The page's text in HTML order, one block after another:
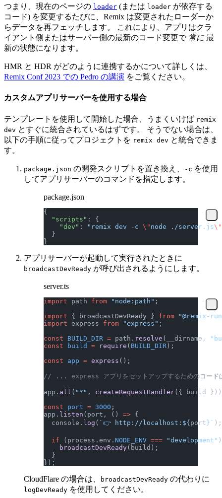
つまり、現在のページの loader (または loader が依存する
コード) を変更するたびに、Remix は変更されたローダーか
らデータを再フェッチします。 これにより、アプリはクラ
イアント側またはサーバー側の最新のコード変更で 常に 最
新の状態になります。
HMR と HDR がどのように連携するかについて詳しくは、
Remix Conf 2023 での Pedro の講演 をご覧ください。
カスタムアプリサーバーを使用する場合
テンプレートを使用して開始した場合、うまくいけば remix
dev とすぐに統合されているはずです。 そうでない場合は、
以下の手順に従ってプロジェクトを remix dev と統合できま
す。
package.json の開発スクリプトを置き換え、 -c を使用
してアプリサーバーのコマンドを指定します。
package.json
{
  "scripts"
: {
    "dev"
: "remix dev -c \" node ./server.js\"
  }
}
アプリサーバーが起動して実行されたときに
broadcastDevReady が呼び出されるようにします。
server.ts
import path from "node:path" ;
import { broadcastDevReady } from "@remix-
import express from "express" ;
const BUILD_DIR = path. resolve (__dirname,
const build = require ( BUILD_DIR );
const app = express ();
// ... express アプリをセットアップするためのコード
app. all ( "*" , createRequestHandler({ build
const port = 3000 ;
app. listen (port, () => {
  console.
log ( `👉 http://localhost:${port}` );
  if
(process.env. NODE_ENV === "development"
    broadcastDevReady
(build);
  }
});
CloudFlare の場合は、 broadcastDevReady の代わりに
logDevReady を使用してください。